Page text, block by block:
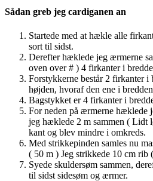
Sådan greb jeg cardiganen an
Startede med at hækle alle
sort til sidst.
Derefter hæklede jeg ærmerne
oven over # ) 4 firkanter i
Forstykkerne består 2 firkanter i
højden, hvoraf den ene i
Bagstykket er 4 firkanter i
For neden på ærmerne hæklede
jeg hæklede 2 m sammen ( Lidt
kant og blev mindre i omkreds.
Med strikkepinden samles nu
( 50 m ) Jeg strikkede 10 cm rib
Syede skuldersøm sammen,
til sidst sidesøm og ærmer.